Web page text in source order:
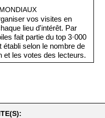
vos visites en
lieu d'intérêt. Par
fait partie du top 3·000
établi selon le nombre de
et les votes des lecteurs.